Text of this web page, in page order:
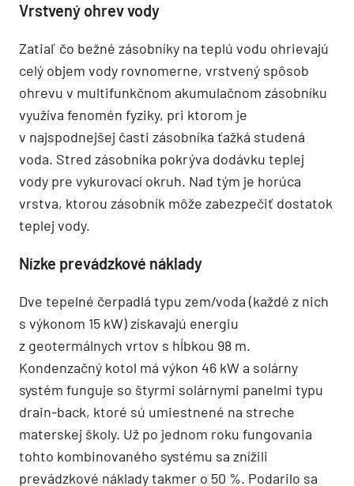
Vrstvený ohrev vody
Zatiaľ čo bežné zásobníky na teplú vodu ohrievajú
celý objem vody rovnomerne, vrstvený spôsob
ohrevu v multifunkčnom akumulačnom zásobníku
využíva fenomén fyziky, pri ktorom je
v najspodnejšej časti zásobníka ťažká studená
voda. Stred zásobníka pokrýva dodávku teplej
vody pre vykurovací okruh. Nad tým je horúca
vrstva, ktorou zásobník môže zabezpečiť dostatok
teplej vody.
Nízke prevádzkové náklady
Dve tepelné čerpadlá typu zem/voda (každé z nich
s výkonom 15 kW) získavajú energiu
z geotermálnych vrtov s hĺbkou 98 m.
Kondenzačný kotol má výkon 46 kW a solárny
systém funguje so štyrmi solárnymi panelmi typu
drain-back, ktoré sú umiestnené na streche
materskej školy. Už po jednom roku fungovania
tohto kombinovaného systému sa znížili
prevádzkové náklady takmer o 50 %. Podarilo sa